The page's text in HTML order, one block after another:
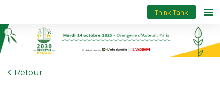
Think Tank
Retour